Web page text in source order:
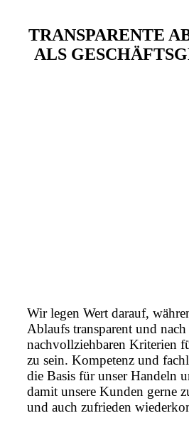
TRANSPARENTE
ALS
Wir legen Wert darauf,
Ablaufs transparent und
nachvollziehbaren Kriterien
zu sein. Kompetenz und
die Basis für unser Handeln
damit unsere Kunden gerne
und auch zufrieden